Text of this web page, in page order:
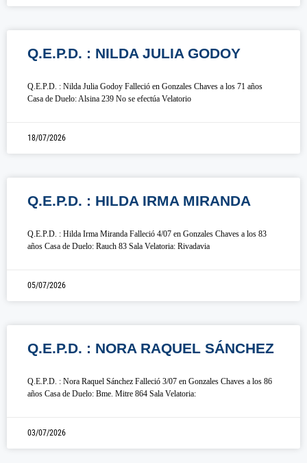
Q.E.P.D. : NILDA JULIA GODOY
Q.E.P.D. : Nilda Julia Godoy Falleció en Gonzales Chaves a los 71 años
Casa de Duelo: Alsina 239 No se efectúa Velatorio
18/07/2026
Q.E.P.D. : HILDA IRMA MIRANDA
Q.E.P.D. : Hilda Irma Miranda Falleció 4/07 en Gonzales Chaves a los 83
años Casa de Duelo: Rauch 83 Sala Velatoria: Rivadavia
05/07/2026
Q.E.P.D. : NORA RAQUEL SÁNCHEZ
Q.E.P.D. : Nora Raquel Sánchez Falleció 3/07 en Gonzales Chaves a los 86
años Casa de Duelo: Bme. Mitre 864 Sala Velatoria:
03/07/2026